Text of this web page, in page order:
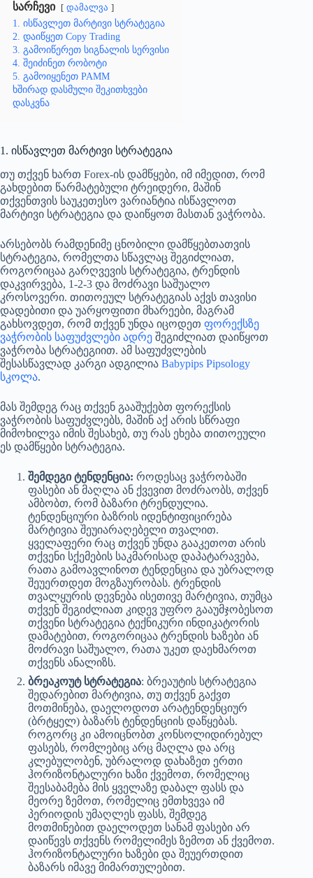
სარჩევი დამალვა
1. ისწავლეთ მარტივი სტრატეგია
2. დაიწყეთ Copy Trading
3. გამოიწერეთ სიგნალის სერვისი
4. შეიძინეთ რობოტი
5. გამოიყენეთ PAMM
ხშირად დასმული შეკითხვები
დასკვნა
1. ისწავლეთ მარტივი სტრატეგია
თუ თქვენ ხართ Forex-ის დამწყები, იმ იმედით, რომ
გახდებით წარმატებული ტრეიდერი, მაშინ
თქვენთვის საუკეთესო ვარიანტია ისწავლოთ
მარტივი სტრატეგია და დაიწყოთ მასთან ვაჭრობა.
არსებობს რამდენიმე ცნობილი დამწყებთათვის
სტრატეგია, რომელთა სწავლაც შეგიძლიათ,
როგორიცაა გარღვევის სტრატეგია, ტრენდის
დაკვირვება, 1-2-3 და მოძრავი საშუალო
კროსოვერი. თითოეულ სტრატეგიას აქვს თავისი
დადებითი და უარყოფითი მხარეები, მაგრამ
გახსოვდეთ, რომ თქვენ უნდა იცოდეთ ფორექსზე
ვაჭრობის საფუძვლები ადრე შეგიძლიათ დაიწყოთ
ვაჭრობა სტრატეგიით. ამ საფუძვლების
შესასწავლად კარგი ადგილია Babypips Pipsology
სკოლა.
მას შემდეგ რაც თქვენ გააშუქებთ ფორექსის
ვაჭრობის საფუძვლებს, მაშინ აქ არის სწრაფი
მიმოხილვა იმის შესახებ, თუ რას ეხება თითოეული
ეს დამწყები სტრატეგია.
შემდეგი ტენდენცია: როდესაც ვაჭრობაში
ფასები ან მაღლა ან ქვევით მოძრაობს, თქვენ
ამბობთ, რომ ბაზარი ტრენდულია.
ტენდენციური ბაზრის იდენტიფიცირება
მარტივია შეუიარაღებელი თვალით.
ყველაფერი რაც თქვენ უნდა გააკეთოთ არის
თქვენი სქემების საკმარისად დაპატარავება,
რათა გამოავლინოთ ტენდენცია და უბრალოდ
შეუერთდეთ მოგზაურობას. ტრენდის
თვალყურის დევნება ისეთივე მარტივია, თუმცა
თქვენ შეგიძლიათ კიდევ უფრო გააუმჯობესოთ
თქვენი სტრატეგია ტექნიკური ინდიკატორის
დამატებით, როგორიცაა ტრენდის ხაზები ან
მოძრავი საშუალო, რათა უკეთ დაეხმაროთ
თქვენს ანალიზს.
ბრეაკოუტ სტრატეგია: ბრეაუტის სტრატეგია
შედარებით მარტივია, თუ თქვენ გაქვთ
მოთმინება, დაელოდოთ არატენდენციურ
(ბრტყელ) ბაზარს ტენდენციის დაწყებას.
როგორც კი ამოიცნობთ კონსოლიდირებულ
ფასებს, რომლებიც არც მაღლა და არც
კლებულობენ, უბრალოდ დახაზეთ ერთი
ჰორიზონტალური ხაზი ქვემოთ, რომელიც
შეესაბამება მის ყველაზე დაბალ ფასს და
მეორე ზემოთ, რომელიც ემთხვევა იმ
პერიოდის უმაღლეს ფასს, შემდეგ
მოთმინებით დაელოდეთ სანამ ფასები არ
დაიწევს თქვენს რომელიმეს ზემოთ ან ქვემოთ.
ჰორიზონტალური ხაზები და შეუერთდით
ბაზარს იმავე მიმართულებით.